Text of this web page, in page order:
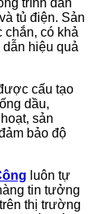
tủ điện. Sản
chắn, có khả
hiệu quả
cấu tạo
dầu,
sản
bảo độ
luôn tự
tin tưởng
thị trường